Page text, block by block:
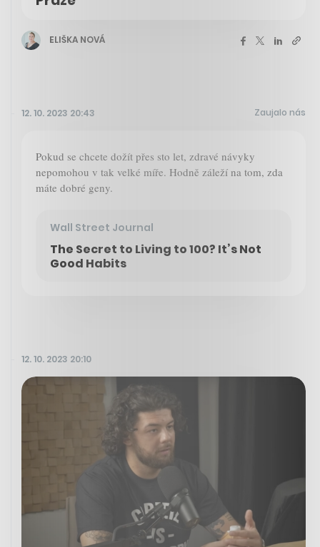
ELIŠKA NOVÁ
12. 10. 2023 20:43 Zaujalo nás
Pokud se chcete dožít přes sto let, zdravé návyky
nepomohou v tak velké míře. Hodně záleží na tom, zda
máte dobré geny.
Wall Street Journal
The Secret to Living to 100? It’s Not
Good Habits
12. 10. 2023 20:10